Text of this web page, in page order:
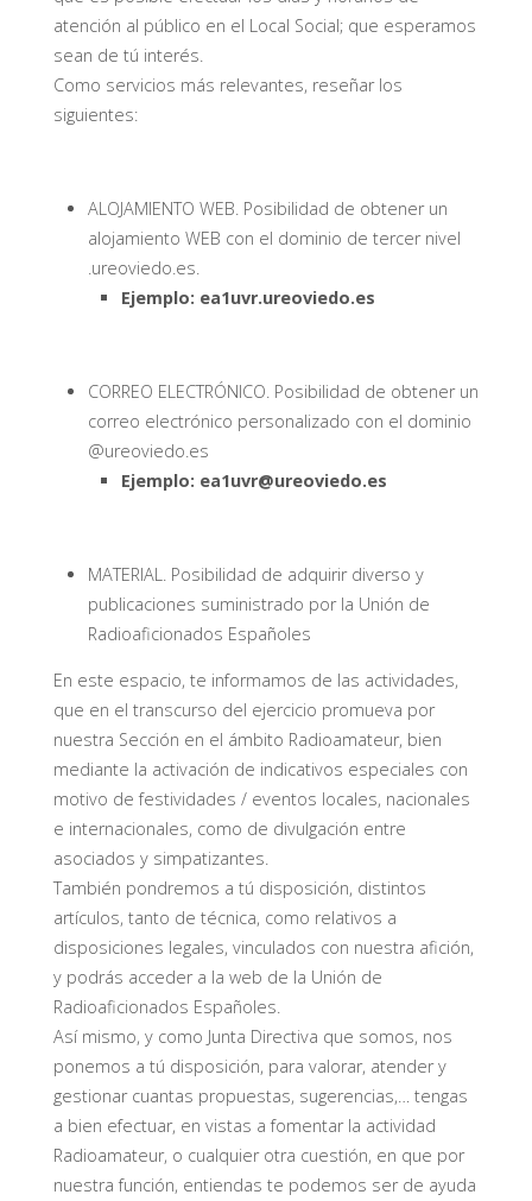
atención al público en el Local Social; que esperamos
sean de tú interés.
Como servicios más relevantes, reseñar los
siguientes:
ALOJAMIENTO WEB. Posibilidad de obtener un
alojamiento WEB con el dominio de tercer nivel
.ureoviedo.es.
Ejemplo: ea1uvr.ureoviedo.es
CORREO ELECTRÓNICO. Posibilidad de obtener un
correo electrónico personalizado con el dominio
@ureoviedo.es
Ejemplo: ea1uvr@ureoviedo.es
MATERIAL. Posibilidad de adquirir diverso y
publicaciones suministrado por la Unión de
Radioaficionados Españoles
En este espacio, te informamos de las actividades,
que en el transcurso del ejercicio promueva por
nuestra Sección en el ámbito Radioamateur, bien
mediante la activación de indicativos especiales con
motivo de festividades / eventos locales, nacionales
e internacionales, como de divulgación entre
asociados y simpatizantes.
También pondremos a tú disposición, distintos
artículos, tanto de técnica, como relativos a
disposiciones legales, vinculados con nuestra afición,
y podrás acceder a la web de la Unión de
Radioaficionados Españoles.
Así mismo, y como Junta Directiva que somos, nos
ponemos a tú disposición, para valorar, atender y
gestionar cuantas propuestas, sugerencias,… tengas
a bien efectuar, en vistas a fomentar la actividad
Radioamateur, o cualquier otra cuestión, en que por
nuestra función, entiendas te podemos ser de ayuda